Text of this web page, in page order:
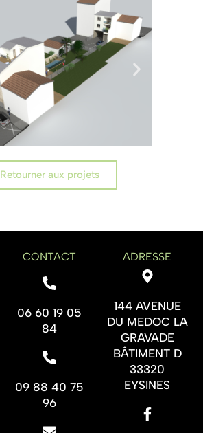
Retourner aux projets
CONTACT
06 60 19 05
84
09 88 40 75
96
ADRESSE
144 AVENUE
DU MEDOC LA
GRAVADE
BÂTIMENT D
33320
EYSINES